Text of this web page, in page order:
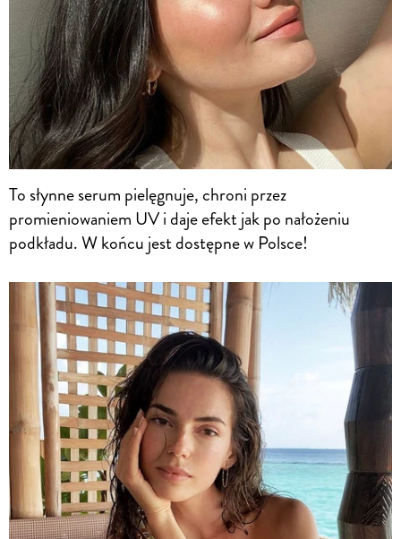
To słynne serum pielęgnuje, chroni przez
promieniowaniem UV i daje efekt jak po nałożeniu
podkładu. W końcu jest dostępne w Polsce!